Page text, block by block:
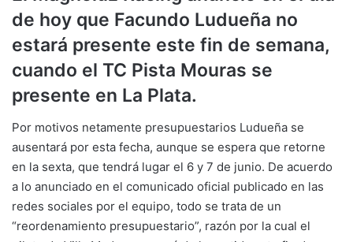
de hoy que Facundo Ludueña no
estará presente este fin de semana,
cuando el TC Pista Mouras se
presente en La Plata.
Por motivos netamente presupuestarios Ludueña se
ausentará por esta fecha, aunque se espera que retorne
en la sexta, que tendrá lugar el 6 y 7 de junio. De acuerdo
a lo anunciado en el comunicado oficial publicado en las
redes sociales por el equipo, todo se trata de un
“reordenamiento presupuestario”, razón por la cual el